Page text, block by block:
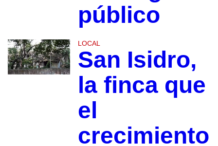
público
LOCAL
San Isidro,
la finca que
el
crecimiento